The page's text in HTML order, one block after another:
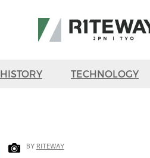
HISTORY TECHNOLOGY
BY RITEWAY